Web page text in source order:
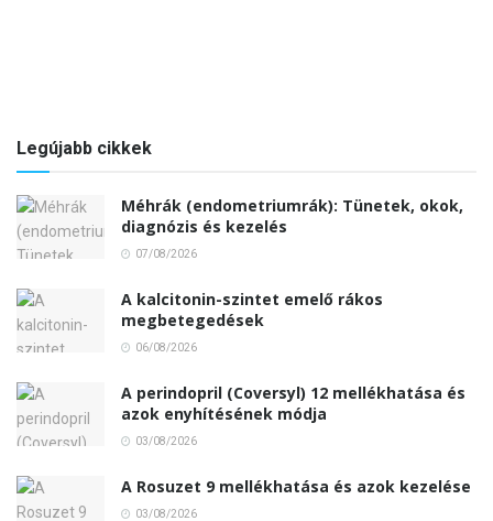
Legújabb cikkek
Méhrák (endometriumrák): Tünetek, okok,
diagnózis és kezelés
07/08/2026
A kalcitonin-szintet emelő rákos
megbetegedések
06/08/2026
A perindopril (Coversyl) 12 mellékhatása és
azok enyhítésének módja
03/08/2026
A Rosuzet 9 mellékhatása és azok kezelése
03/08/2026